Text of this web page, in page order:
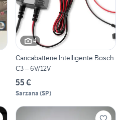
4
Caricabatterie Intelligente Bosch
C3 – 6V/12V
55 €
Sarzana (SP)